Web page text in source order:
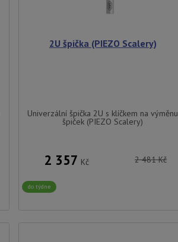
2U špička (PIEZO Scalery)
Univerzální špička 2U s klíčkem na výměnu
špiček (PIEZO Scalery)
2 357 Kč 2 481 Kč
do týdne